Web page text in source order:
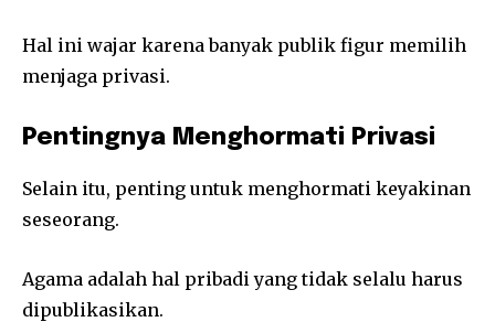
Hal ini wajar karena banyak publik figur memilih
menjaga privasi.
Pentingnya Menghormati Privasi
Selain itu, penting untuk menghormati keyakinan
seseorang.
Agama adalah hal pribadi yang tidak selalu harus
dipublikasikan.